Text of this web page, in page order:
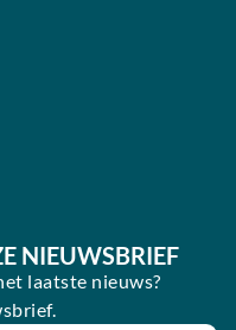
NIEUWSBRIEF
laatste nieuws?